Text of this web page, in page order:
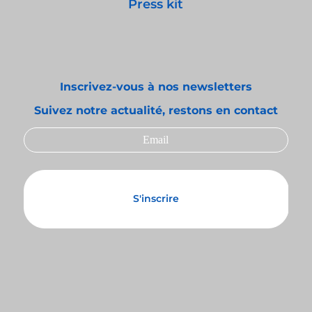
Press kit
Inscrivez-vous à nos newsletters
Suivez notre actualité, restons en contact